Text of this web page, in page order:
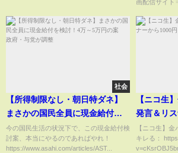
画配信サイト
社会
【所得制限なし・朝日特ダネ】
まさかの国民全員に現金給付を
検討！4万～5万円の案 政府・
与党が調整
今の国民生活の状況下で、この現金給付検
討案、本当にやるのであればやれ！
https://www.asahi.com/articles/AST...
【ニコ生
発言＆リ
【ニコ生】
キレる：